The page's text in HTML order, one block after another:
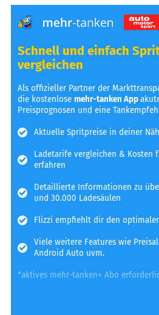
Schnell und einfach
vergleichen
Als offizieller Partner der
die kostenlosemehr-tanken App
Preisprognosen und eine
Aktuelle Spritpreise in deiner
Ladetarife vergleichen & Kosten
erfahren
Detaillierte Informationen zu
und 30.000 Ladesäulen
Flizzi empfiehlt dir den
Viele weitere Features wie
Android Auto uvm.
*aktives mehr-tanken+ Abo